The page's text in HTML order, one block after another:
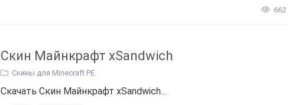
662
Скин Майнкрафт xSandwich
Скины для Minecraft PE
Скачать Скин Майнкрафт xSandwich...